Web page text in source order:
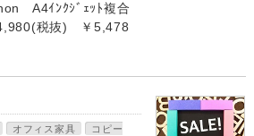
A4ｲﾝｸｼﾞｪｯﾄ複合
税抜) ￥5,478
オフィス家具
コピー